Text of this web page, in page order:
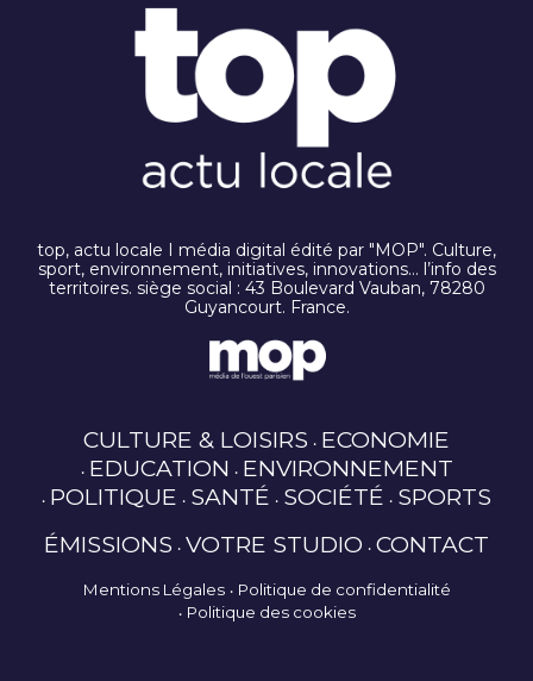
top, actu locale I média digital édité par "MOP". Culture,
sport, environnement, initiatives, innovations… l’info des
territoires. siège social : 43 Boulevard Vauban, 78280
Guyancourt. France.
CULTURE & LOISIRS ECONOMIE
EDUCATION ENVIRONNEMENT
POLITIQUE SANTÉ SOCIÉTÉ SPORTS
ÉMISSIONS VOTRE STUDIO CONTACT
Mentions Légales
Politique de confidentialité
Politique des cookies